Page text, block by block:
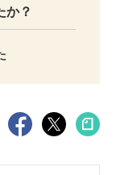
か？